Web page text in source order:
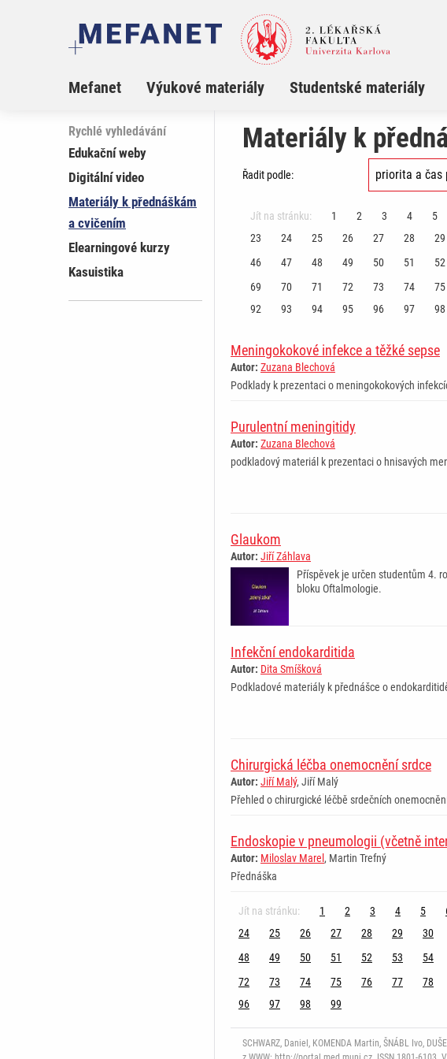
Mefanet Výukové materiály Studentské materiály
Rychlé vyhledávání
Edukační weby
Digitální video
Materiály k přednáškám
a cvičením
Elearningové kurzy
Kasuistika
Materiály k
Řadit podle:
Jít na stránku: 1 2 3 4 5
23
24 25 26 27 28 29
46
47 48 49 50 51 52
69
70 71 72 73 74 75
92
93 94 95 96 97 98
Meningokokové infekce a těžké sepse
Autor: Zuzana Blechová
Podklady k prezentaci o meningokokových
Purulentní meningitidy
Autor: Zuzana Blechová
podkladový materiál k prezentaci o hnisavých
Glaukom
Autor: Jiří Záhlava
Příspěvek je určen studentům 4.
bloku Oftalmologie.
Infekční endokarditida
Autor: Dita Smíšková
Podkladové materiály k přednášce o
Chirurgická léčba onemocnění srdce
Autor: Jiří Malý, Jiří Malý
Přehled o chirurgické léčbě srdečních
Endoskopie v pneumologii (včetně
Autor: Miloslav Marel , Martin Trefný
Přednáška
Jít na stránku: 1 2 3 4 5
24
25 26 27 28 29 30
48
49 50 51 52 53 54
72
73 74 75 76 77 78
96
97 98 99
SCHWARZ, Daniel, KOMENDA Martin, ŠNÁBL Ivo,